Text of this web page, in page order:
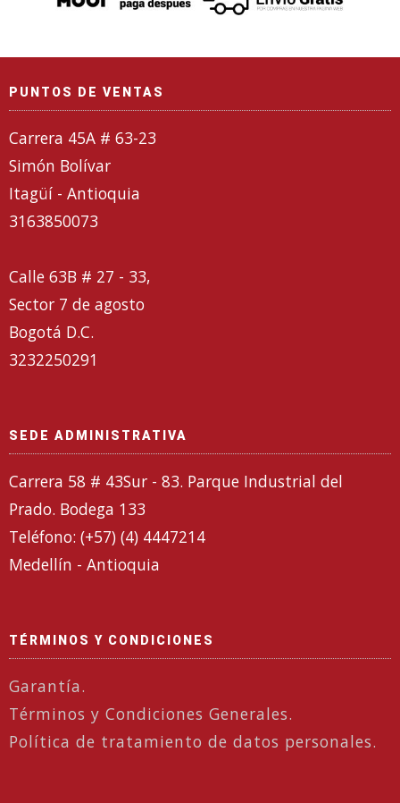
PUNTOS DE VENTAS
Carrera 45A # 63-23
Simón Bolívar
Itagüí - Antioquia
3163850073
Calle 63B # 27 - 33,
Sector 7 de agosto
Bogotá D.C.
3232250291
SEDE ADMINISTRATIVA
Carrera 58 # 43Sur - 83. Parque Industrial del
Prado. Bodega 133
Teléfono: (+57) (4) 4447214
Medellín - Antioquia
TÉRMINOS Y CONDICIONES
Garantía.
Términos y Condiciones Generales.
Política de tratamiento de datos personales.